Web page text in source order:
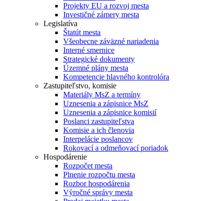
Projekty EU a rozvoj mesta
Investičné zámery mesta
Legislatíva
Štatút mesta
Všeobecne záväzné nariadenia
Interné smernice
Strategické dokumenty
Územné plány mesta
Kompetencie hlavného kontrolóra
Zastupiteľstvo, komisie
Materiály MsZ a termíny
Uznesenia a zápisnice MsZ
Uznesenia a zápisnice komisií
Poslanci zastupiteľstva
Komisie a ich členovia
Interpelácie poslancov
Rokovací a odmeňovací poriadok
Hospodárenie
Rozpočet mesta
Plnenie rozpočtu mesta
Rozbor hospodárenia
Výročné správy mesta